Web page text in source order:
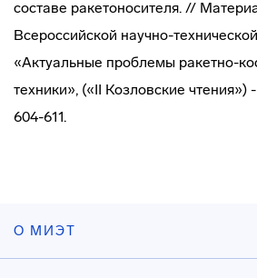
составе ракетоносителя. //
Всероссийской научно-
«Актуальные проблемы ракетно-
техники», («II Козловские чтения»)
604-611.
О МИЭТ